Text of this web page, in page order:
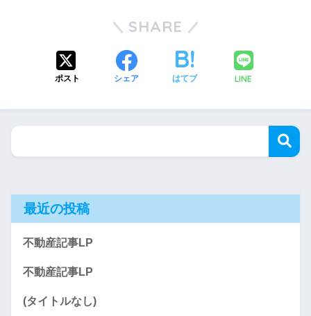
SHARE
ポスト シェア はてブ LINE
最近の投稿
不動産記事LP
不動産記事LP
(タイトルなし)